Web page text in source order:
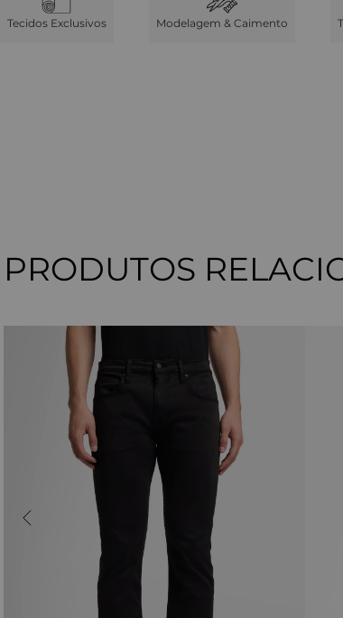
Tecidos Exclusivos Modelagem & Caimento
PRODUTOS